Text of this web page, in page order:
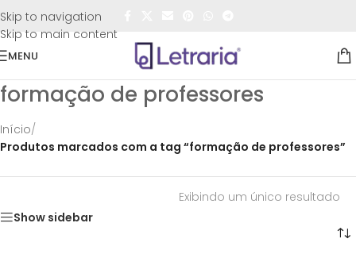
Skip to navigation
Skip to main content
FRETE GRÁTIS
MENU
formação de professores
Início/
Produtos marcados com a tag “formação de professores”
Show sidebar
Exibindo um único resultado